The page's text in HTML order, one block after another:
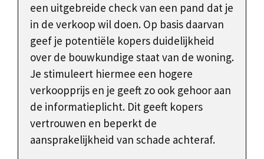
een uitgebreide check van een pand dat je
in de verkoop wil doen. Op basis daarvan
geef je potentiële kopers duidelijkheid
over de bouwkundige staat van de woning.
Je stimuleert hiermee een hogere
verkoopprijs en je geeft zo ook gehoor aan
de informatieplicht. Dit geeft kopers
vertrouwen en beperkt de
aansprakelijkheid van schade achteraf.